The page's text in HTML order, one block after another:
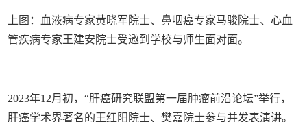
上图：血液病专家黄晓军院士、鼻咽癌专家马骏院士、心血
管疾病专家王建安院士受邀到学校与师生面对面。
2023年12月初，“肝癌研究联盟第一届肿瘤前沿论坛”举行，
肝癌学术界著名的王红阳院士、樊嘉院士参与并发表演讲。